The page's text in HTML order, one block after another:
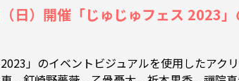
日）開催「じゅじゅフェス 2023
2023」のイベントビジュアルを使用したアク